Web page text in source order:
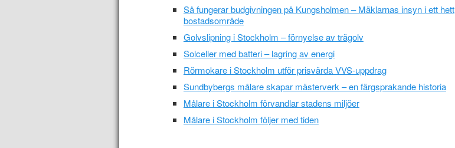
Så fungerar budgivningen på Kungsholmen – Mäklarnas insyn i ett hett
bostadsområde
Golvslipning i Stockholm – förnyelse av trägolv
Solceller med batteri – lagring av energi
Rörmokare i Stockholm utför prisvärda VVS-uppdrag
Sundbybergs målare skapar mästerverk – en färgsprakande historia
Målare i Stockholm förvandlar stadens miljöer
Målare i Stockholm följer med tiden